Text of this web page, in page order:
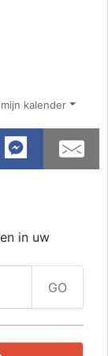
kalender
in uw
GO